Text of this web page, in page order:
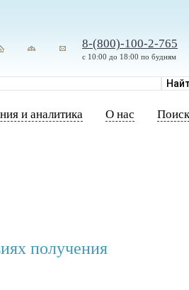
8-(800)-100-2-765
с 10:00 до 18:00 по будням
и аналитика О нас Поиск
получения